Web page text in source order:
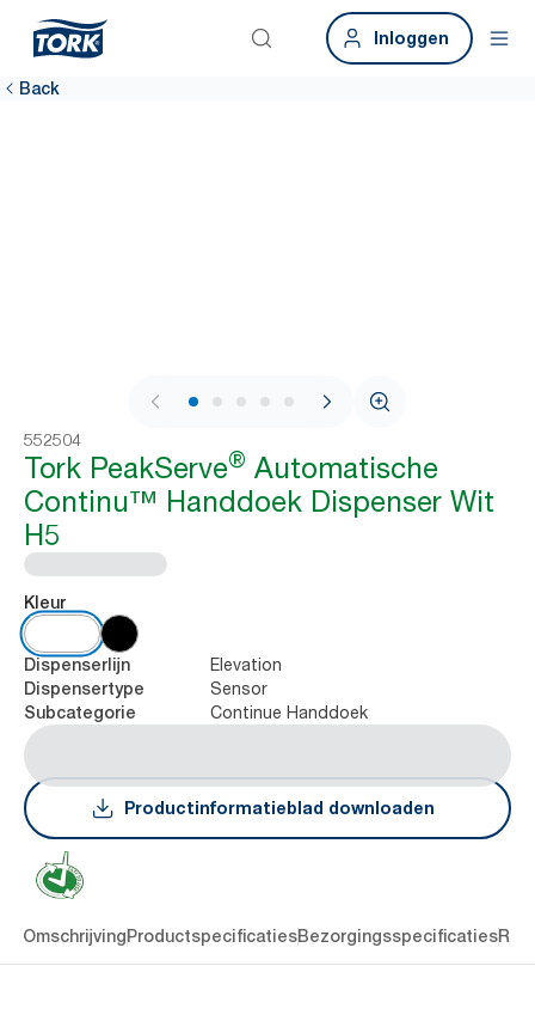
Inloggen
Back
1 / 11
552504
Tork PeakServe® Automatische
Continu™ Handdoek Dispenser Wit
H5
Kleur
Dispenserlijn Elevation
Dispensertype Sensor
Subcategorie Continue Handdoek
Productinformatieblad downloaden
OmschrijvingProductspecificatiesBezorgingsspecificaties